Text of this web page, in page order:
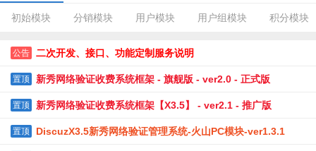
初始模块 分销模块 用户模块 用户组模块 积分模块
公告 二次开发、接口、功能定制服务说明
置顶 新秀网络验证收费系统框架 - 旗舰版 - ver2.0 - 正式版
置顶 新秀网络验证收费系统框架【X3.5】 - ver2.1 - 推广版
置顶 DiscuzX3.5新秀网络验证管理系统-火山PC模块-ver1.3.1